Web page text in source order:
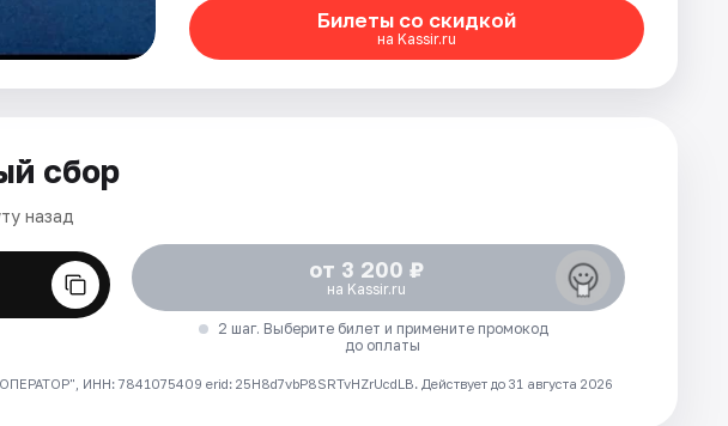
Билеты со скидкой
на Kassir.ru
сбор
назад
от 3 200 ₽
на Kassir.ru
2 шаг. Выберите билет и примените промокод
до оплаты
ИНН: 7841075409 erid: 25H8d7vbP8SRTvHZrUcdLB. Действует до 31 августа 2026